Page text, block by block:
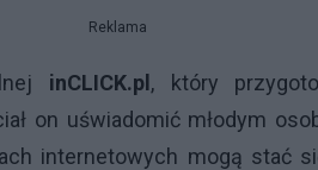
Reklama
inCLICK.pl , który
on uświadomić młodym
internetowych mogą stać